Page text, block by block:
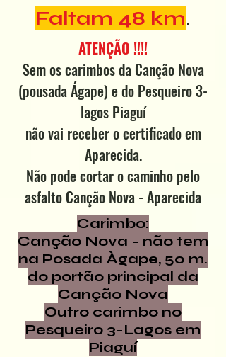
Faltam 48 km.
ATENÇÃO !!!!
Sem os carimbos da Canção Nova
(pousada Ágape) e do Pesqueiro 3-
lagos Piaguí
não vai receber o certificado em
Aparecida.
Não pode cortar o caminho pelo
asfalto Canção Nova - Aparecida
Carimbo:
Canção Nova - não tem
na Posada Àgape, 50 m.
do portão principal da
Canção Nova
Outro carimbo no
Pesqueiro 3-Lagos em
Piaguí